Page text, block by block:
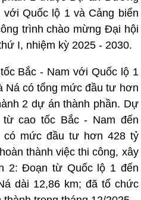
Quốc lộ 1 và Cảng biển
trình chào mừng Đại hội
I, nhiệm kỳ 2025 - 2030.
Bắc - Nam với Quốc lộ 1
Ná có tổng mức đầu tư hơn
2 dự án thành phần. Dự
cao tốc Bắc - Nam đến
có mức đầu tư hơn 428 tỷ
thành việc thi công, xây
2: Đoạn từ Quốc lộ 1 đến
dài 12,86 km; đã tổ chức